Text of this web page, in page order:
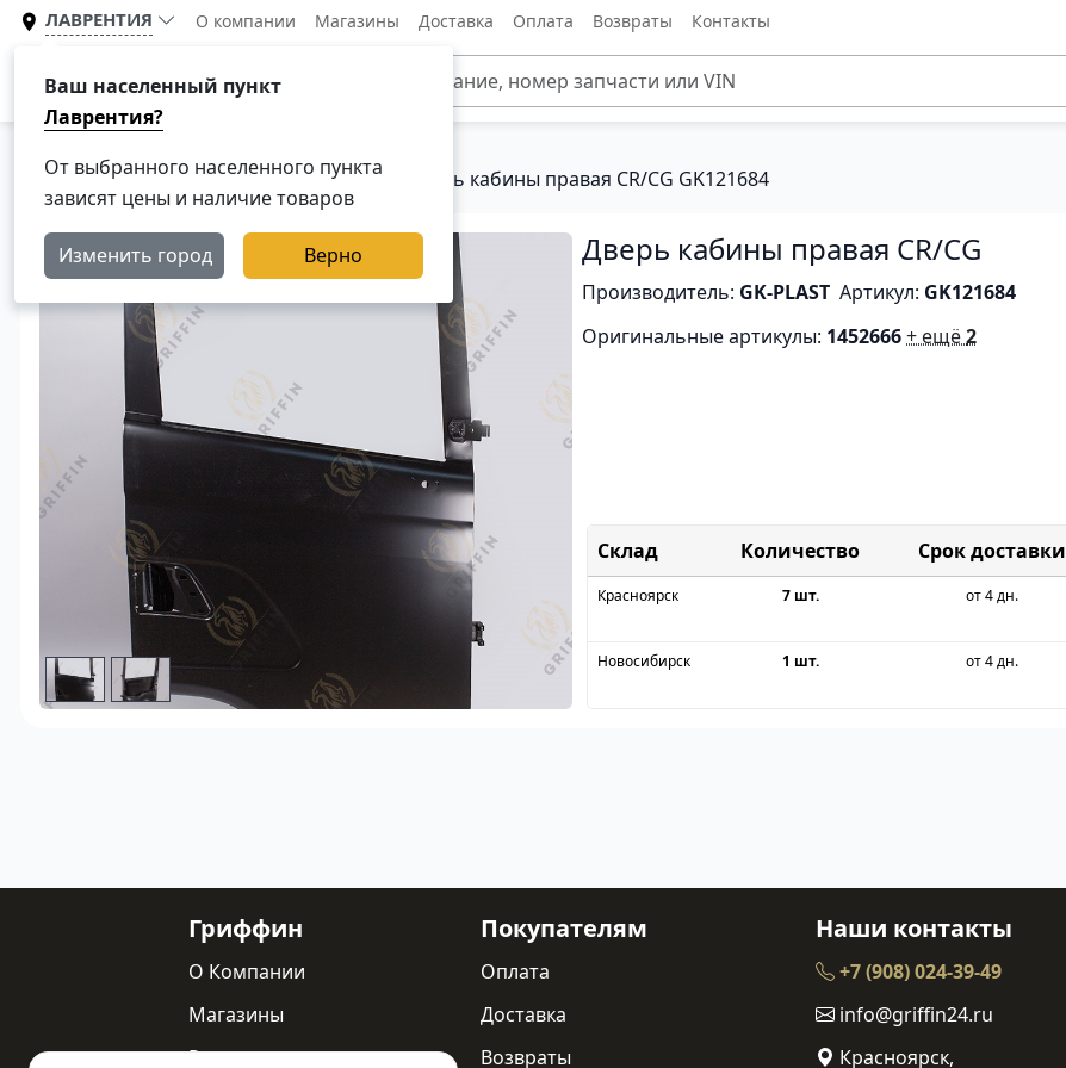
ЛАВРЕНТИЯ
Ваш населенный пункт
Лаврентия?
От выбранного населенного пункта
зависят цены и наличие товаров
Изменить город Верно
О компании Магазины Доставка Оплата Возвраты Контакты
Каталог
Главная Каталог Кузовные детали Дверь кабины правая CR/CG GK121684
Дверь кабины правая CR/CG
Производитель: GK-PLAST Артикул: GK121684
Оригинальные артикулы: 1452666+ ещё2
Склад Срок доставки
Красноярск 7 шт. от 4 дн.
Новосибирск 1 шт. от 4 дн.
Гриффин
О Компании
Магазины
Реквизиты
Покупателям
Оплата
Доставка
Возвраты
Наши контакты
+7 (908) 024-39-49
info@griffin24.ru
Красноярск,